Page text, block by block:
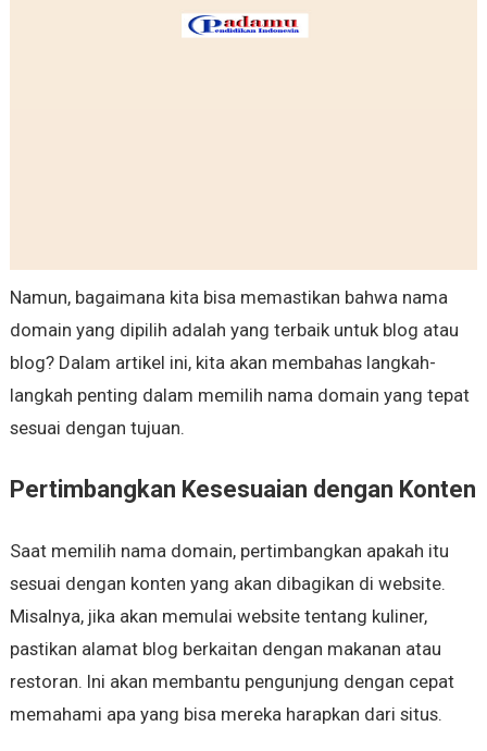
Namun, bagaimana kita bisa memastikan bahwa nama
domain yang dipilih adalah yang terbaik untuk blog atau
blog? Dalam artikel ini, kita akan membahas langkah-
langkah penting dalam memilih nama domain yang tepat
sesuai dengan tujuan.
Pertimbangkan Kesesuaian dengan Konten
Saat memilih nama domain, pertimbangkan apakah itu
sesuai dengan konten yang akan dibagikan di website.
Misalnya, jika akan memulai website tentang kuliner,
pastikan alamat blog berkaitan dengan makanan atau
restoran. Ini akan membantu pengunjung dengan cepat
memahami apa yang bisa mereka harapkan dari situs.